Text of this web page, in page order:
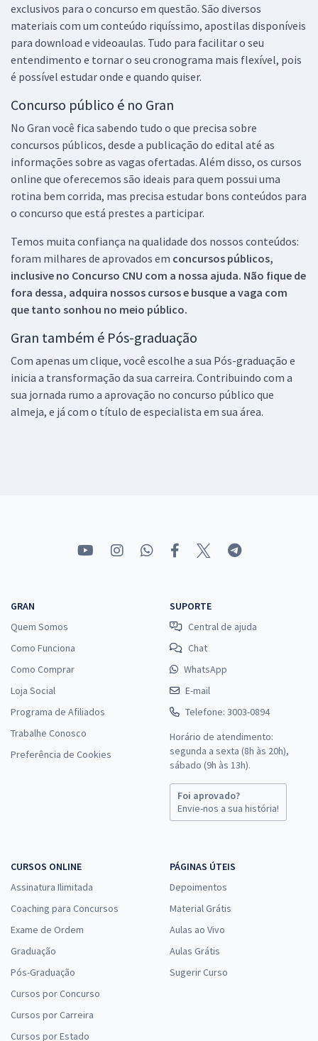
exclusivos para o concurso em questão. São diversos
materiais com um conteúdo riquíssimo, apostilas disponíveis
para download e videoaulas. Tudo para facilitar o seu
entendimento e tornar o seu cronograma mais flexível, pois
é possível estudar onde e quando quiser.
Concurso público é no Gran
No Gran você fica sabendo tudo o que precisa sobre
concursos públicos, desde a publicação do edital até as
informações sobre as vagas ofertadas. Além disso, os cursos
online que oferecemos são ideais para quem possui uma
rotina bem corrida, mas precisa estudar bons conteúdos para
o concurso que está prestes a participar.
Temos muita confiança na qualidade dos nossos conteúdos:
foram milhares de aprovados em concursos públicos,
inclusive no Concurso CNU com a nossa ajuda. Não fique de
fora dessa, adquira nossos cursos e busque a vaga com
que tanto sonhou no meio público.
Gran também é Pós-graduação
Com apenas um clique, você escolhe a sua Pós-graduação e
inicia a transformação da sua carreira. Contribuindo com a
sua jornada rumo a aprovação no concurso público que
almeja, e já com o título de especialista em sua área.
GRAN
Quem Somos
Como Funciona
Como Comprar
Loja Social
Programa de Afiliados
Trabalhe Conosco
Preferência de Cookies
SUPORTE
Central de ajuda
Chat
WhatsApp
E-mail
Telefone: 3003-0894
Horário de atendimento:
segunda a sexta (8h às 20h),
sábado (9h às 13h).
Foi aprovado?
Envie-nos a sua história!
CURSOS ONLINE
Assinatura Ilimitada
Coaching para Concursos
Exame de Ordem
Graduação
Pós-Graduação
Cursos por Concurso
Cursos por Carreira
Cursos por Estado
PÁGINAS ÚTEIS
Depoimentos
Material Grátis
Aulas ao Vivo
Aulas Grátis
Sugerir Curso